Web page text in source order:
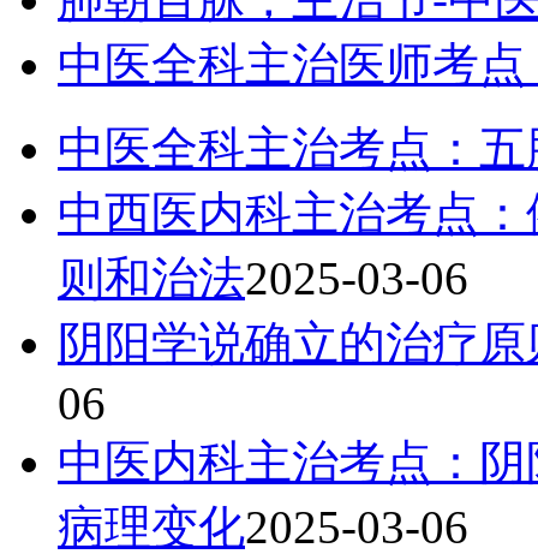
中医全科主治医师考
中医全科主治考点：
中西医内科主治考点
则和治法2025-03-06
阴阳学说确立的治疗
06
中医内科主治考点：
病理变化2025-03-06